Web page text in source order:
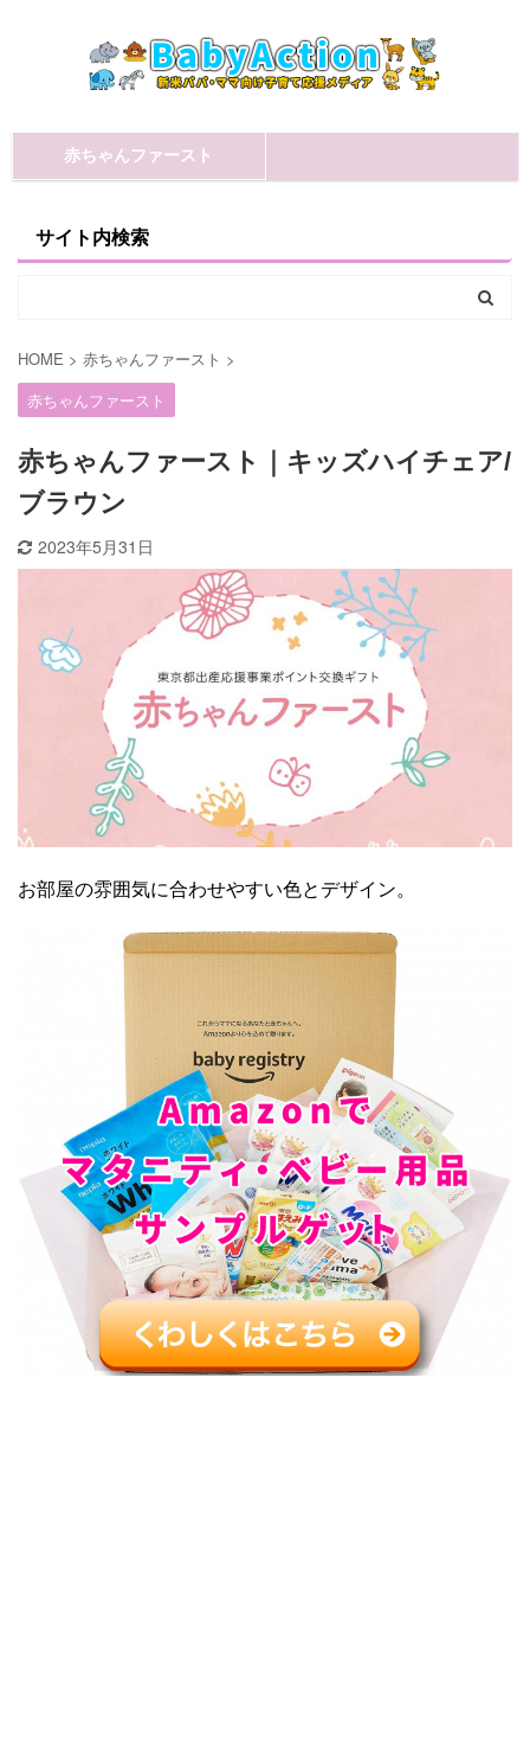
赤ちゃんファースト
サイト内検索
HOME > 赤ちゃんファースト >
赤ちゃんファースト
赤ちゃんファースト｜キッズハイチェア/
ブラウン
2023年5月31日
お部屋の雰囲気に合わせやすい色とデザイン。